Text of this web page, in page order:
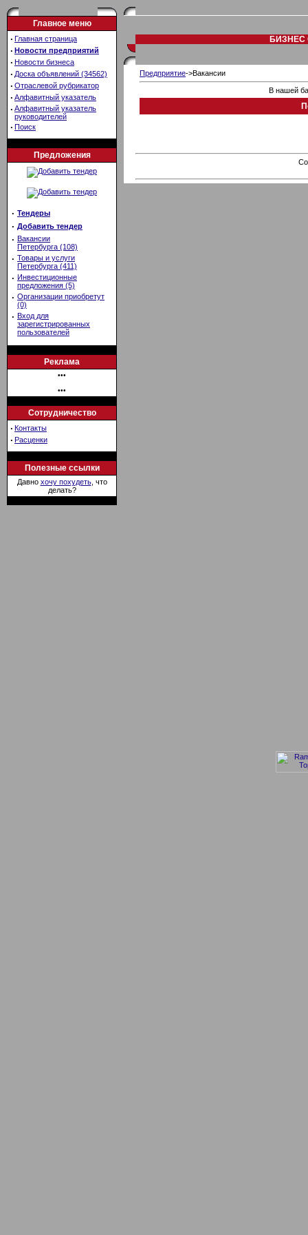
Главное меню
· Главная страница
· Новости предприятий
· Новости бизнеса
· Доска объявлений (34562)
· Отраслевой рубрикатор
· Алфавитный указатель
· Алфавитный указатель
руководителей
· Поиск
Предложения
· Тендеры
· Добавить тендер
· Вакансии
Петербурга (108)
· Товары и услуги
Петербурга (411)
· Инвестиционные
предложения (5)
· Организации приобретут
(0)
· Вход для
зарегистрированных
пользователей
Реклама
•••
•••
Сотрудничество
· Контакты
· Расценки
Полезные ссылки
Давно хочу похудеть, что
делать?
БИЗНЕС
Предприятие->Вакансии
В нашей